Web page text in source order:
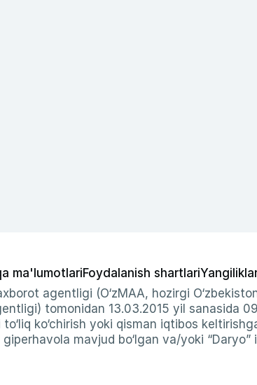
ma'lumotlariFoydalanish shartlari
agentligi (O‘zMAA, hozirgi
tomonidan 13.03.2015 yil sanasida
ko‘chirish yoki qisman iqtibos
mavjud bo‘lgan va/yoki